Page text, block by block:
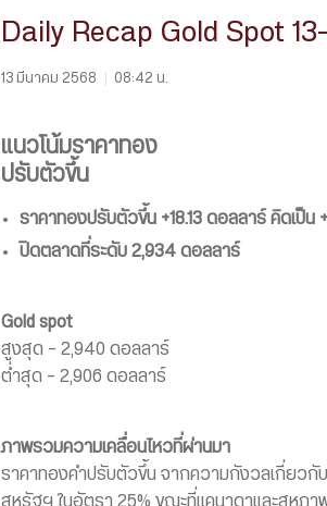
Daily Recap Gold Spot
13 มีนาคม 2568 08:42 น.
แนวโน้มราคาทอง
ปรับตัวขึ้น
ราคาทองปรับตัวขึ้น +18.13 ดอลลาร์ คิดเป็น
ปิดตลาดที่ระดับ 2,934 ดอลลาร์
Gold spot
สูงสุด – 2,940 ดอลลาร์
ต่ำสุด – 2,906 ดอลลาร์
ภาพรวมความเคลื่อนไหวที่ผ่านมา
ราคาทองคำปรับตัวขึ้น จากความกังวลเกี่ยวกับ
สหรัฐฯ ในอัตรา 25% ขณะที่แคนาดาและสหภา